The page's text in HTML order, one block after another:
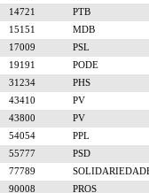
14721
PTB
15151
MDB
17009
PSL
19191
PODE
31234
PHS
43410
PV
43800
PV
54054
PPL
55777
PSD
77789
90008
PROS